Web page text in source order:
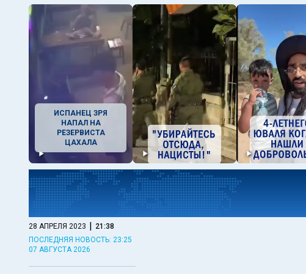
ИСПАНЕЦ ЗРЯ
НАПАЛ НА
РЕЗЕРВИСТА
ЦАХАЛА
28 АПРЕЛЯ 2023 | 21:38
ПОСЛЕДНЯЯ НОВОСТЬ: 23:25
07 АВГУСТА 2026